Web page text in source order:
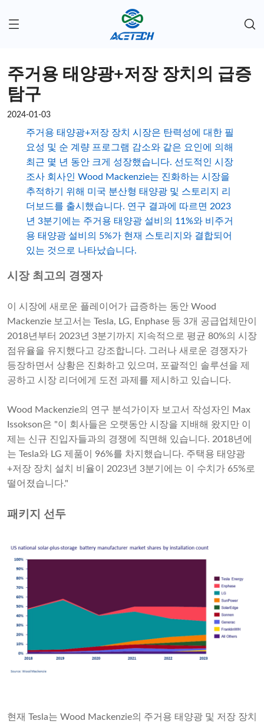
주거용 태양광+저장 장치의 급증
탐구
2024-01-03
주거용 태양광+저장 장치 시장은 탄력성에 대한 필
요성 및 순 계량 프로그램 감소와 같은 요인에 의해
최근 몇 년 동안 크게 성장했습니다. 선도적인 시장
조사 회사인 Wood Mackenzie는 진화하는 시장을
추적하기 위해 미국 분산형 태양광 및 스토리지 리
더보드를 출시했습니다. 연구 결과에 따르면 2023
년 3분기에는 주거용 태양광 설비의 11%와 비주거
용 태양광 설비의 5%가 현재 스토리지와 결합되어
있는 것으로 나타났습니다.
시장 최고의 경쟁자
이 시장에 새로운 플레이어가 급증하는 동안 Wood
Mackenzie 보고서는 Tesla, LG, Enphase 등 3개 공급업체만이
2018년부터 2023년 3분기까지 지속적으로 평균 80%의 시장
점유율을 유지했다고 강조합니다. 그러나 새로운 경쟁자가
등장하면서 상황은 진화하고 있으며, 포괄적인 솔루션을 제
공하고 시장 리더에게 도전 과제를 제시하고 있습니다.
Wood Mackenzie의 연구 분석가이자 보고서 작성자인 Max
Issokson은 "이 회사들은 오랫동안 시장을 지배해 왔지만 이
제는 신규 진입자들과의 경쟁에 직면해 있습니다. 2018년에
는 Tesla와 LG 제품이 96%를 차지했습니다. 주택용 태양광
+저장 장치 설치 비율이 2023년 3분기에는 이 수치가 65%로
떨어졌습니다."
패키지 선두
현재 Tesla는 Wood Mackenzie의 주거용 태양광 및 저장 장치